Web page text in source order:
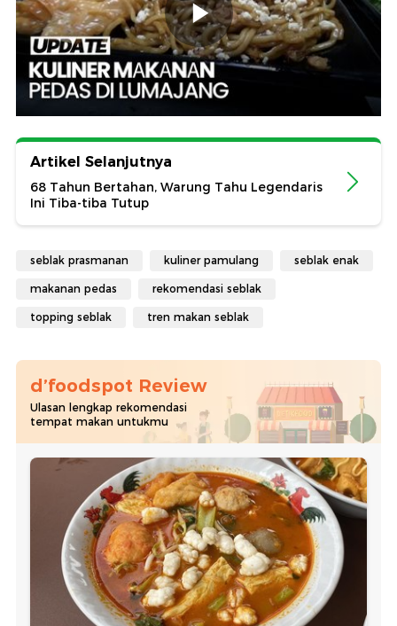
Artikel Selanjutnya
68 Tahun Bertahan, Warung Tahu Legendaris
Ini Tiba-tiba Tutup
seblak prasmanan kuliner pamulang seblak enak
makanan pedas rekomendasi seblak
topping seblak tren makan seblak
d’foodspot Review
Ulasan lengkap rekomendasi
tempat makan untukmu